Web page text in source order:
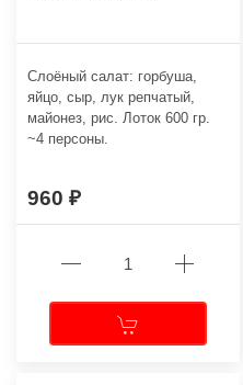
Слоёный салат: горбуша,
яйцо, сыр, лук репчатый,
майонез, рис. Лоток 600 гр.
~4 персоны.
960